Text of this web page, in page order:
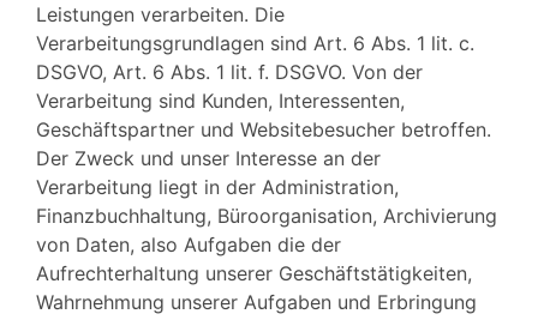
Leistungen verarbeiten. Die
Verarbeitungsgrundlagen sind Art. 6 Abs. 1 lit. c.
DSGVO, Art. 6 Abs. 1 lit. f. DSGVO. Von der
Verarbeitung sind Kunden, Interessenten,
Geschäftspartner und Websitebesucher betroffen.
Der Zweck und unser Interesse an der
Verarbeitung liegt in der Administration,
Finanzbuchhaltung, Büroorganisation, Archivierung
von Daten, also Aufgaben die der
Aufrechterhaltung unserer Geschäftstätigkeiten,
Wahrnehmung unserer Aufgaben und Erbringung